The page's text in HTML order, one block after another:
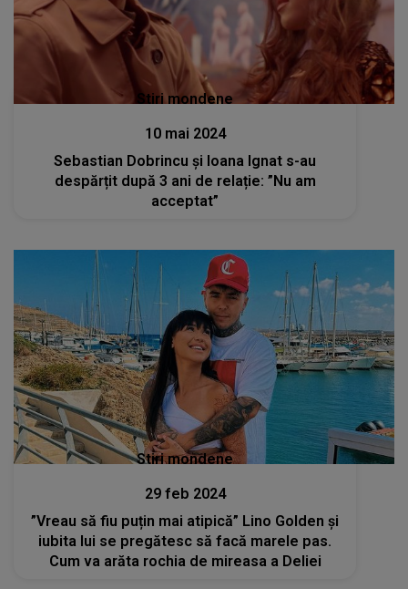
Stiri mondene
10 mai 2024
Sebastian Dobrincu și Ioana Ignat s-au
despărțit după 3 ani de relație: ”Nu am
acceptat”
Stiri mondene
29 feb 2024
”Vreau să fiu puțin mai atipică” Lino Golden și
iubita lui se pregătesc să facă marele pas.
Cum va arăta rochia de mireasa a Deliei